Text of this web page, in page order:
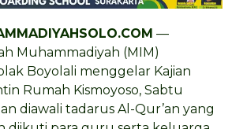
—
Muhammadiyah (MIM)
Boyolali menggelar Kajian
Rumah Kismoyoso, Sabtu
diawali tadarus Al-Qur’an yang